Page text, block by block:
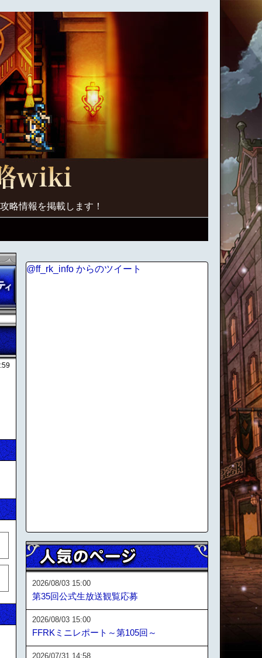
略情報を掲載します！
@ff_rk_info からのツイート
2026/08/03 15:00
第35回公式生放送観覧応募
2026/08/03 15:00
FFRKミニレポート～第105回～
2026/07/31 14:58